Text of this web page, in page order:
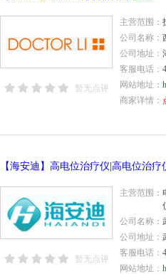
暂无点评
主营范围：
公司名称：
公司地址：
客服电话：
网站地址：
商家详情：
【海安迪】高电位治疗仪|高电位治
暂无点评
主营范围：
公司名称：
公司地址：
客服电话：
网站地址：